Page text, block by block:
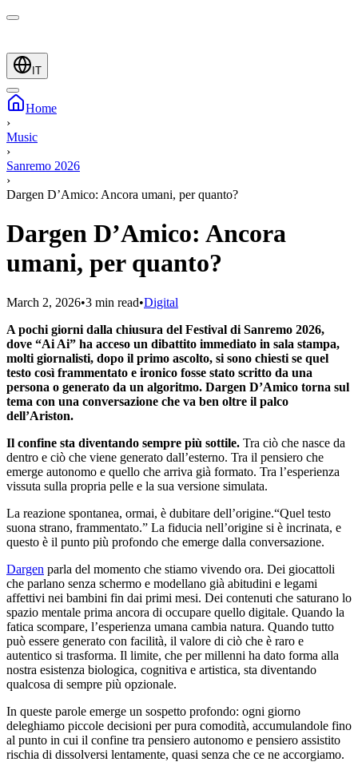
IT
Home
›
Music
›
Sanremo 2026
›
Dargen D’Amico: Ancora umani, per quanto?
Dargen D’Amico: Ancora
umani, per quanto?
March 2, 2026•3 min read•Digital
A pochi giorni dalla chiusura del Festival di Sanremo 2026,
dove “Ai Ai” ha acceso un dibattito immediato in sala stampa,
molti giornalisti, dopo il primo ascolto, si sono chiesti se quel
testo così frammentato e ironico fosse stato scritto da una
persona o generato da un algoritmo. Dargen D’Amico torna sul
tema con una conversazione che va ben oltre il palco
dell’Ariston.
Il confine sta diventando sempre più sottile. Tra ciò che nasce da
dentro e ciò che viene generato dall’esterno. Tra il pensiero che
emerge autonomo e quello che arriva già formato. Tra l’esperienza
vissuta sulla propria pelle e la sua versione simulata.
La reazione spontanea, ormai, è dubitare dell’origine.“Quel testo
suona strano, frammentato.” La fiducia nell’origine si è incrinata, e
questo è il punto più profondo che emerge dalla conversazione.
Dargen parla del momento che stiamo vivendo ora. Dei giocattoli
che parlano senza schermo e modellano già abitudini e legami
affettivi nei bambini fin dai primi mesi. Dei contenuti che saturano lo
spazio mentale prima ancora di occupare quello digitale. Quando la
fatica scompare, l’esperienza umana cambia natura. Quando tutto
può essere generato con facilità, il valore di ciò che è raro e
autentico si trasforma. Il limite, che per millenni ha dato forma alla
nostra esistenza biologica, cognitiva e artistica, sta diventando
qualcosa di sempre più opzionale.
In queste parole emerge un sospetto profondo: ogni giorno
deleghiamo piccole decisioni per pura comodità, accumulandole fino
al punto in cui il confine tra pensiero autonomo e pensiero assistito
rischia di dissolversi lentamente, quasi senza che ce ne accorgiamo.